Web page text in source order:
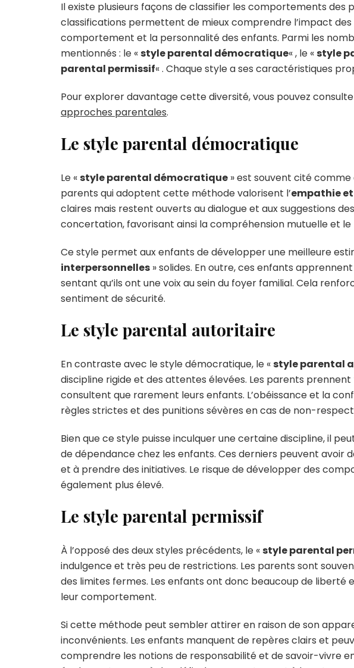
Il existe plusieurs façons de classifier les comportements des
classifications permettent de mieux comprendre l’impact des
comportement et la personnalité des enfants. Parmi les
mentionnés : le «style parental démocratique« , le «style
parental permissif« . Chaque style a ses caractéristiques
Pour explorer davantage cette diversité, vous pouvez
approches parentales.
Le style parental démocratique
Le «style parental démocratique » est souvent cité
parents qui adoptent cette méthode valorisent l’empathie
claires mais restent ouverts au dialogue et aux suggestions
concertation, favorisant ainsi la compréhension mutuelle et
Ce style permet aux enfants de développer une meilleure
interpersonnelles » solides. En outre, ces enfants
sentant qu’ils ont une voix au sein du foyer familial. Cela
sentiment de sécurité.
Le style parental autoritaire
En contraste avec le style démocratique, le «style parental
discipline rigide et des attentes élevées. Les parents
consultent que rarement leurs enfants. L’obéissance et la
règles strictes et des punitions sévères en cas de non-
Bien que ce style puisse inculquer une certaine discipline, il
de dépendance chez les enfants. Ces derniers peuvent avoir
et à prendre des initiatives. Le risque de développer des
également plus élevé.
Le style parental permissif
À l’opposé des deux styles précédents, le «style parental
indulgence et très peu de restrictions. Les parents sont
des limites fermes. Les enfants ont donc beaucoup de liberté
leur comportement.
Si cette méthode peut sembler attirer en raison de son
inconvénients. Les enfants manquent de repères clairs et
comprendre les notions de responsabilité et de savoir-vivre